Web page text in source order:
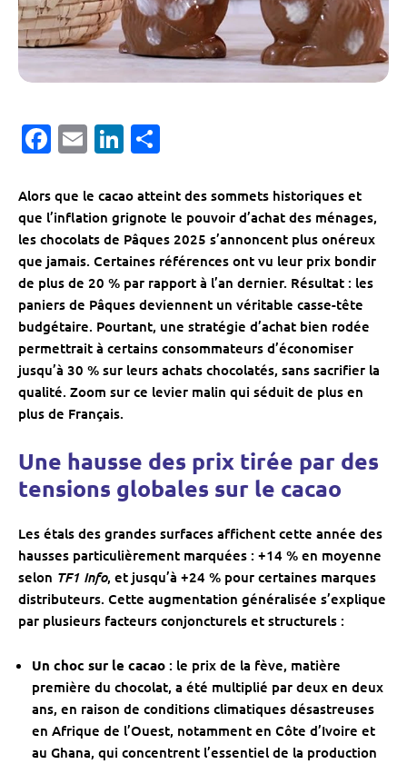
Facebook
EmailLinkedIn
Alors que le cacao atteint des sommets historiques et
que l’inflation grignote le pouvoir d’achat des ménages,
les chocolats de Pâques 2025 s’annoncent plus onéreux
que jamais. Certaines références ont vu leur prix bondir
de plus de 20 % par rapport à l’an dernier. Résultat : les
paniers de Pâques deviennent un véritable casse-tête
budgétaire. Pourtant, une stratégie d’achat bien rodée
permettrait à certains consommateurs d’économiser
jusqu’à 30 % sur leurs achats chocolatés, sans sacrifier la
qualité. Zoom sur ce levier malin qui séduit de plus en
plus de Français.
Une hausse des prix tirée par des
tensions globales sur le cacao
Les étals des grandes surfaces affichent cette année des
hausses particulièrement marquées : +14 % en moyenne
selon TF1 Info, et jusqu’à +24 % pour certaines marques
distributeurs. Cette augmentation généralisée s’explique
par plusieurs facteurs conjoncturels et structurels :
Un choc sur le cacao : le prix de la fève, matière
première du chocolat, a été multiplié par deux en deux
ans, en raison de conditions climatiques désastreuses
en Afrique de l’Ouest, notamment en Côte d’Ivoire et
au Ghana, qui concentrent l’essentiel de la production